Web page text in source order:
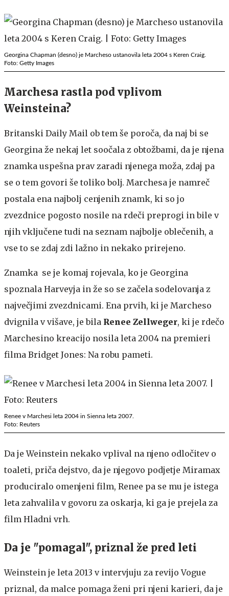
Georgina Chapman (desno) je Marcheso ustanovila leta 2004 s Keren Craig.
Foto: Getty Images
Marchesa rastla pod vplivom
Weinsteina?
Britanski Daily Mail ob tem še poroča, da naj bi se
Georgina že nekaj let soočala z obtožbami, da je njena
znamka uspešna prav zaradi njenega moža, zdaj pa
se o tem govori še toliko bolj. Marchesa je namreč
postala ena najbolj cenjenih znamk, ki so jo
zvezdnice pogosto nosile na rdeči preprogi in bile v
njih vključene tudi na seznam najbolje oblečenih, a
vse to se zdaj zdi lažno in nekako prirejeno.
Znamka se je komaj rojevala, ko je Georgina
spoznala Harveyja in že so se začela sodelovanja z
največjimi zvezdnicami. Ena prvih, ki je Marcheso
dvignila v višave, je bila Renee Zellweger, ki je rdečo
Marchesino kreacijo nosila leta 2004 na premieri
filma Bridget Jones: Na robu pameti.
Renee v Marchesi leta 2004 in Sienna leta 2007.
Foto: Reuters
Da je Weinstein nekako vplival na njeno odločitev o
toaleti, priča dejstvo, da je njegovo podjetje Miramax
produciralo omenjeni film, Renee pa se mu je istega
leta zahvalila v govoru za oskarja, ki ga je prejela za
film Hladni vrh.
Da je "pomagal", priznal že pred leti
Weinstein je leta 2013 v intervjuju za revijo Vogue
priznal, da malce pomaga ženi pri njeni karieri, da je